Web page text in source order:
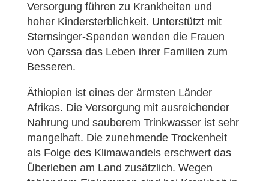
Versorgung führen zu Krankheiten und
hoher Kindersterblichkeit. Unterstützt mit
Sternsinger-Spenden wenden die Frauen
von Qarssa das Leben ihrer Familien zum
Besseren.
Äthiopien ist eines der ärmsten Länder
Afrikas. Die Versorgung mit ausreichender
Nahrung und sauberem Trinkwasser ist sehr
mangelhaft. Die zunehmende Trockenheit
als Folge des Klimawandels erschwert das
Überleben am Land zusätzlich. Wegen